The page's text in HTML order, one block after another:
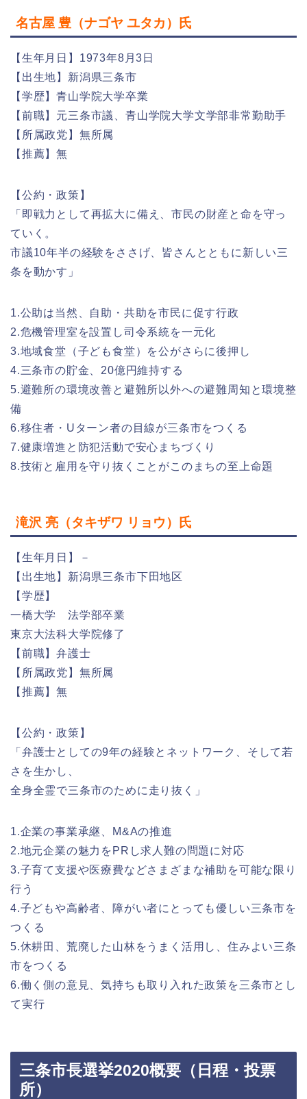
名古屋 豊（ナゴヤ ユタカ）氏
【生年月日】1973年8月3日
【出生地】新潟県三条市
【学歴】青山学院大学卒業
【前職】元三条市議、青山学院大学文学部非常勤助手
【所属政党】無所属
【推薦】無
【公約・政策】
「即戦力として再拡大に備え、市民の財産と命を守っ
ていく。
市議10年半の経験をささげ、皆さんとともに新しい三
条を動かす」
1.公助は当然、自助・共助を市民に促す行政
2.危機管理室を設置し司令系統を一元化
3.地域食堂（子ども食堂）を公がさらに後押し
4.三条市の貯金、20億円維持する
5.避難所の環境改善と避難所以外への避難周知と環境整
備
6.移住者・Uターン者の目線が三条市をつくる
7.健康増進と防犯活動で安心まちづくり
8.技術と雇用を守り抜くことがこのまちの至上命題
滝沢 亮（タキザワ リョウ）氏
【生年月日】－
【出生地】新潟県三条市下田地区
【学歴】
一橋大学 法学部卒業
東京大法科大学院修了
【前職】弁護士
【所属政党】無所属
【推薦】無
【公約・政策】
「弁護士としての9年の経験とネットワーク、そして若
さを生かし、
全身全霊で三条市のために走り抜く」
1.企業の事業承継、M&Aの推進
2.地元企業の魅力をPRし求人難の問題に対応
3.子育て支援や医療費などさまざまな補助を可能な限り
行う
4.子どもや高齢者、障がい者にとっても優しい三条市を
つくる
5.休耕田、荒廃した山林をうまく活用し、住みよい三条
市をつくる
6.働く側の意見、気持ちも取り入れた政策を三条市とし
て実行
三条市長選挙2020概要（日程・投票
所）